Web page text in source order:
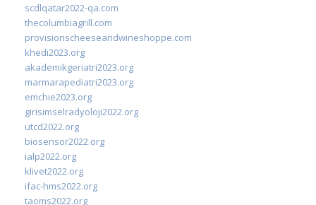
scdlqatar2022-qa.com
thecolumbiagrill.com
provisionscheeseandwineshoppe.com
khedi2023.org
akademikgeriatri2023.org
marmarapediatri2023.org
emchie2023.org
girisimselradyoloji2022.org
utcd2022.org
biosensor2022.org
ialp2022.org
klivet2022.org
ifac-hms2022.org
taoms2022.org